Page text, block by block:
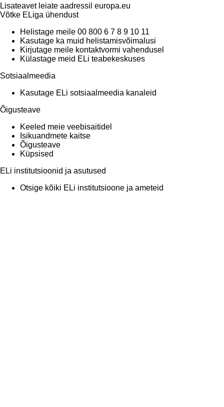
Lisateavet leiate aadressil europa.eu
Võtke ELiga ühendust
Helistage meile 00 800 6 7 8 9 10 11
Kasutage ka muid helistamisvõimalusi
Kirjutage meile kontaktvormi vahendusel
Külastage meid ELi teabekeskuses
Sotsiaalmeedia
Kasutage ELi sotsiaalmeedia kanaleid
Õigusteave
Keeled meie veebisaitidel
Isikuandmete kaitse
Õigusteave
Küpsised
ELi institutsioonid ja asutused
Otsige kõiki ELi institutsioone ja ameteid